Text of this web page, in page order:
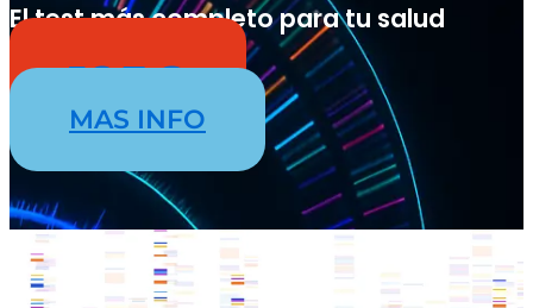
El test más completo para tu salud
nutricional
195€
MAS INFO